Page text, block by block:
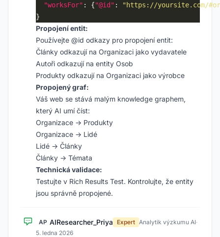
"worksFor" : {"@id" :
"https://yoursite.com/
Propojení entit:
Používejte @id odkazy pro propojení entit:
Články odkazují na Organizaci jako vydavatele
Autoři odkazují na entity Osob
Produkty odkazují na Organizaci jako výrobce
Propojený graf:
Váš web se stává malým knowledge graphem,
který AI umí číst:
Organizace → Produkty
Organizace → Lidé
Lidé → Články
Články → Témata
Technická validace:
Testujte v Rich Results Test. Kontrolujte, že entity
jsou správně propojené.
AP AIResearcher_Priya Expert Analytik výzkumu AI·
5. ledna 2026